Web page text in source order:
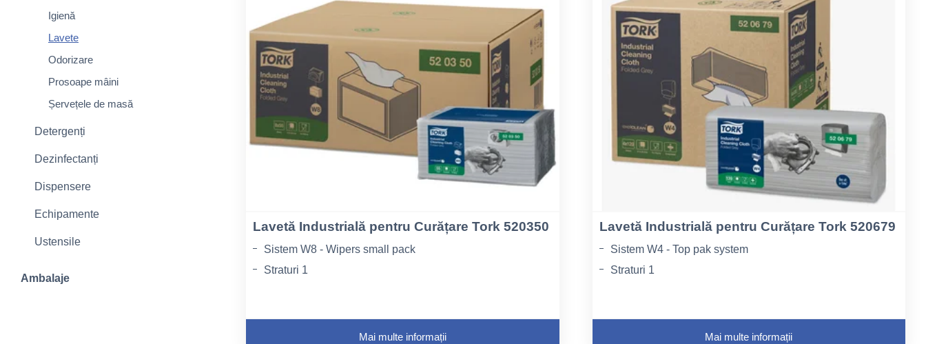
Igienă
Lavete
Odorizare
Prosoape mâini
Șervețele de masă
Detergenți
Dezinfectanți
Dispensere
Echipamente
Ustensile
Ambalaje
Lavetă Industrială pentru Curățare Tork 520350
Sistem W8 - Wipers small pack
Straturi 1
Mai multe informații
Lavetă Industrială pentru Curățare Tork 520679
Sistem W4 - Top pak system
Straturi 1
Mai multe informații